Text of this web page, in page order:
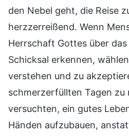
den Nebel geht, die Reise
herzzerreißend. Wenn
Herrschaft Gottes über
Schicksal erkennen,
verstehen und zu
schmerzerfüllten Tagen zu
versuchten, ein gutes
Händen aufzubauen,